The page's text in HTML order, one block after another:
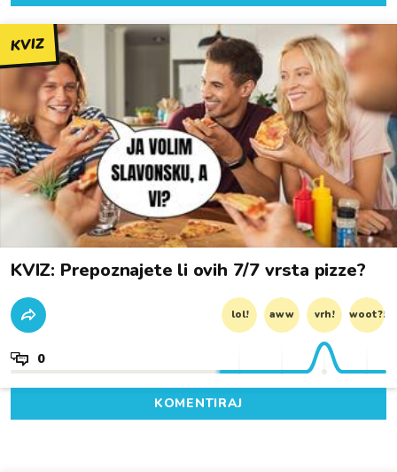
KVIZ
KVIZ: Prepoznajete li ovih 7/7 vrsta pizze?
lol! aww vrh! woot?!
0
KOMENTIRAJ